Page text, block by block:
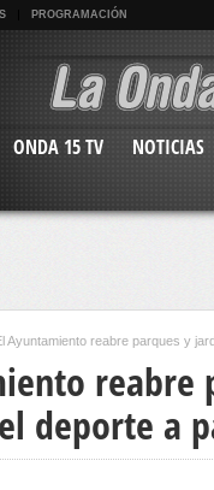
PROGRAMACIÓN
ONDA 15 TV NOTICIAS
Ayuntamiento reabre parques y
reabre
deporte a